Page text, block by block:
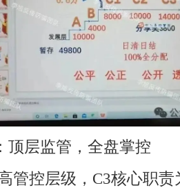
顶层监管，全盘掌控
管控层级，C3核心职